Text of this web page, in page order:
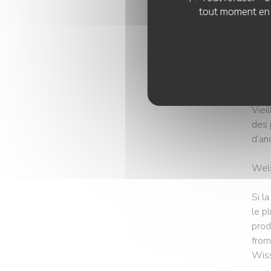
tout moment
des
Si
le